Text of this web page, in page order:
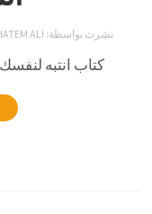
نشرت بواسطة: ALI
كتاب انتبه